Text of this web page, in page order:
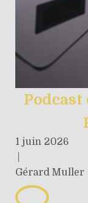
1 juin 2026
Gérard Muller